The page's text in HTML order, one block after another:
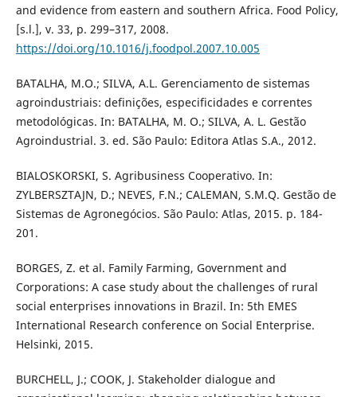
and evidence from eastern and southern Africa. Food Policy,
[s.l.], v. 33, p. 299–317, 2008.
https://doi.org/10.1016/j.foodpol.2007.10.005
BATALHA, M.O.; SILVA, A.L. Gerenciamento de sistemas
agroindustriais: definições, especificidades e correntes
metodológicas. In: BATALHA, M. O.; SILVA, A. L. Gestão
Agroindustrial. 3. ed. São Paulo: Editora Atlas S.A., 2012.
BIALOSKORSKI, S. Agribusiness Cooperativo. In:
ZYLBERSZTAJN, D.; NEVES, F.N.; CALEMAN, S.M.Q. Gestão de
Sistemas de Agronegócios. São Paulo: Atlas, 2015. p. 184-
201.
BORGES, Z. et al. Family Farming, Government and
Corporations: A case study about the challenges of rural
social enterprises innovations in Brazil. In: 5th EMES
International Research conference on Social Enterprise.
Helsinki, 2015.
BURCHELL, J.; COOK, J. Stakeholder dialogue and